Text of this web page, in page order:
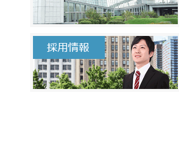
>2026.03.16
2026 中部パックに出展致します
>2025.09.03
BioJapan 2025 出展
（AsepticTechnologies社製品）